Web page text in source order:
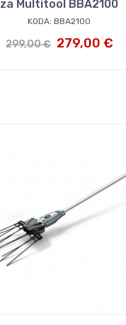
za Multitool BBA2100
KODA: BBA2100
299,00€ 279,00 €